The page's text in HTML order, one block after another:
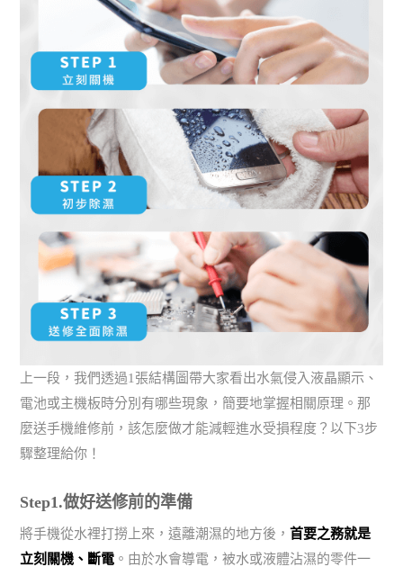
上一段，我們透過1張結構圖帶大家看出水氣侵入液晶顯示、
電池或主機板時分別有哪些現象，簡要地掌握相關原理。那
麼送手機維修前，該怎麼做才能減輕進水受損程度？以下3步
驟整理給你！
Step1.做好送修前的準備
將手機從水裡打撈上來，遠離潮濕的地方後，首要之務就是
立刻關機、斷電 。由於水會導電，被水或液體沾濕的零件一